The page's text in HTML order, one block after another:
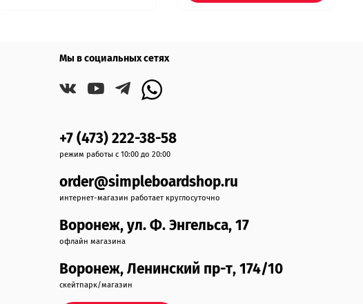
Мы в социальных сетях
+7 (473) 222-38-58
режим работы с 10:00 до 20:00
order@simpleboardshop.ru
интернет-магазин работает круглосуточно
Воронеж, ул. Ф. Энгельса, 17
офлайн магазина
Воронеж, Ленинский пр-т, 174/10
скейтпарк/магазин